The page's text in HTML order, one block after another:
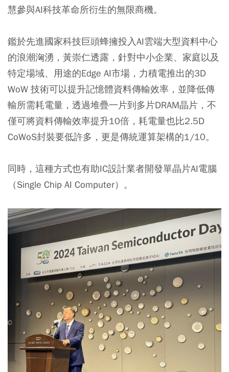
慧參與AI科技革命所衍生的無限商機。
鑑於先進國家科技巨頭蜂擁投入AI雲端大型資料中心
的浪潮洶湧，黃崇仁透露，針對中小企業、家庭以及
特定場域、用途的Edge AI市場，力積電推出的3D
WoW 技術可以提升記憶體資料傳輸效率，並降低傳
輸所需耗電量，透過堆疊一片到多片DRAM晶片，不
僅可將資料傳輸效率提升10倍，耗電量也比2.5D
CoWoS封裝要低許多，更是傳統運算架構的1/10。
同時，這種方式也有助IC設計業者開發單晶片AI電腦
（Single Chip AI Computer）。